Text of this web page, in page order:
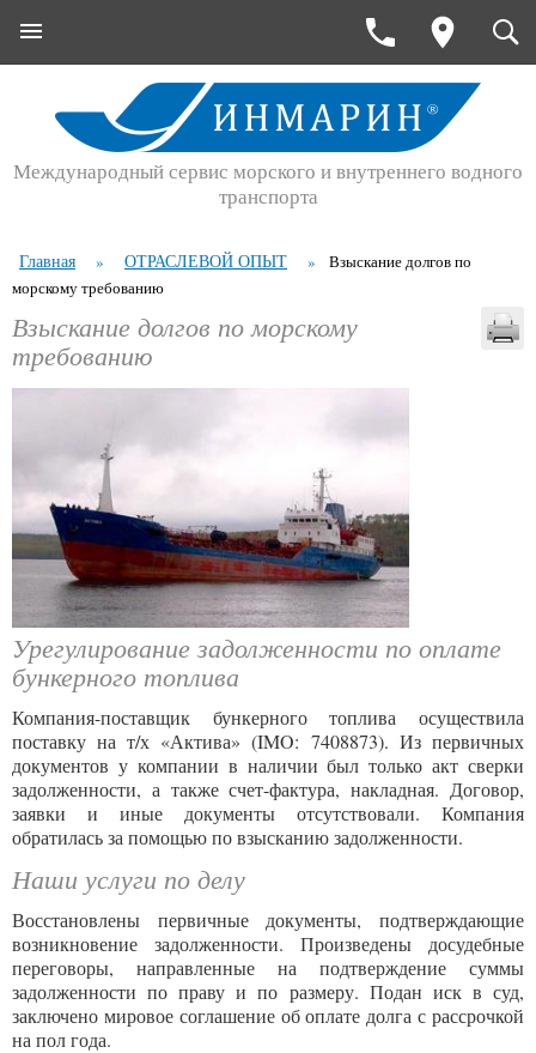
Международный сервис морского и внутреннего водного
транспорта
Главная » ОТРАСЛЕВОЙ ОПЫТ »
Взыскание долгов по
морскому требованию
Взыскание долгов по морскому
требованию
Урегулирование задолженности по оплате
бункерного топлива
Компания-поставщик бункерного топлива осуществила
поставку на т/х «Актива» (IMO: 7408873). Из первичных
документов у компании в наличии был только акт сверки
задолженности, а также счет-фактура, накладная. Договор,
заявки и иные документы отсутствовали. Компания
обратилась за помощью по взысканию задолженности.
Наши услуги по делу
Восстановлены первичные документы, подтверждающие
возникновение задолженности. Произведены досудебные
переговоры, направленные на подтверждение суммы
задолженности по праву и по размеру. Подан иск в суд,
заключено мировое соглашение об оплате долга с рассрочкой
на пол года.